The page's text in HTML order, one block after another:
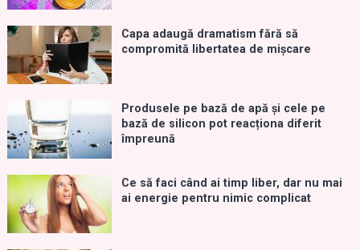
Capa adaugă dramatism fără să
compromită libertatea de mișcare
Produsele pe bază de apă și cele pe
bază de silicon pot reacționa diferit
împreună
Ce să faci când ai timp liber, dar nu mai
ai energie pentru nimic complicat